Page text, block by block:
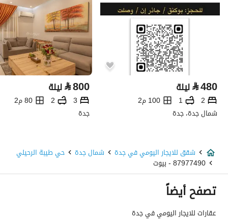
⃁480 ليلة
2
1
100 م2
شمال جدة، جدة
⃁800 ليلة
3
2
80 م2
جدة
شقق للايجار اليومي في جدة شمال جدة حي طيبة الرحيلي
87977490 - بيوت
تصفح أيضاً
عقارات للايجار اليومي في جدة